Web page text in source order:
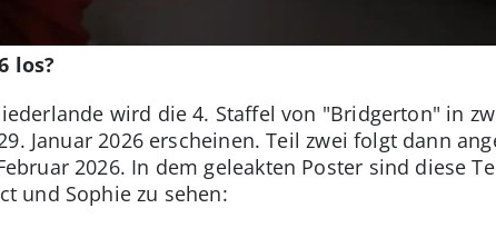
los?
wird die 4. Staffel von "Bridgerton" in
Januar 2026 erscheinen. Teil zwei folgt dann
2026. In dem geleakten Poster sind diese
und Sophie zu sehen: